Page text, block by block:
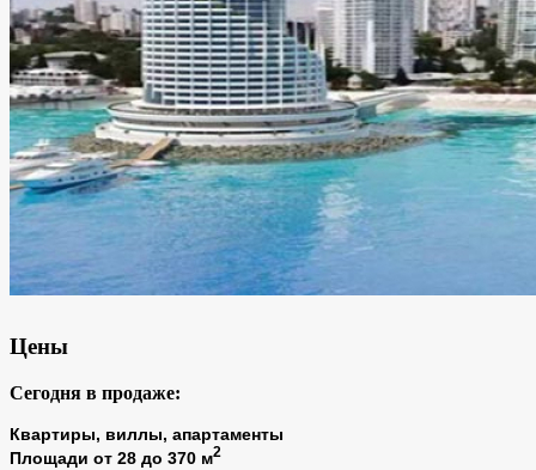
Цены
Сегодня в продаже:
Квартиры, виллы, апартаменты
Площади от 28 до 370 м2